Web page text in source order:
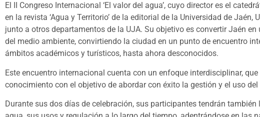
El II Congreso Internacional ‘El valor del agua’, cuyo director es el
en la revista ‘Agua y Territorio’ de la editorial de la Universidad de
junto a otros departamentos de la UJA. Su objetivo es convertir Jaén
del medio ambiente, convirtiendo la ciudad en un punto de encuentro
ámbitos académicos y turísticos, hasta ahora desconocidos.
Este encuentro internacional cuenta con un enfoque interdisciplinar,
conocimiento con el objetivo de abordar con éxito la gestión y el uso
Durante sus dos días de celebración, sus participantes tendrán